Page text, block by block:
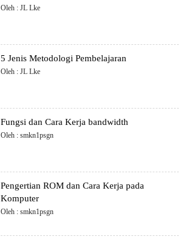
Oleh : JL Lke
5 Jenis Metodologi Pembelajaran
Oleh : JL Lke
Fungsi dan Cara Kerja bandwidth
Oleh : smkn1psgn
Pengertian ROM dan Cara Kerja pada
Komputer
Oleh : smkn1psgn